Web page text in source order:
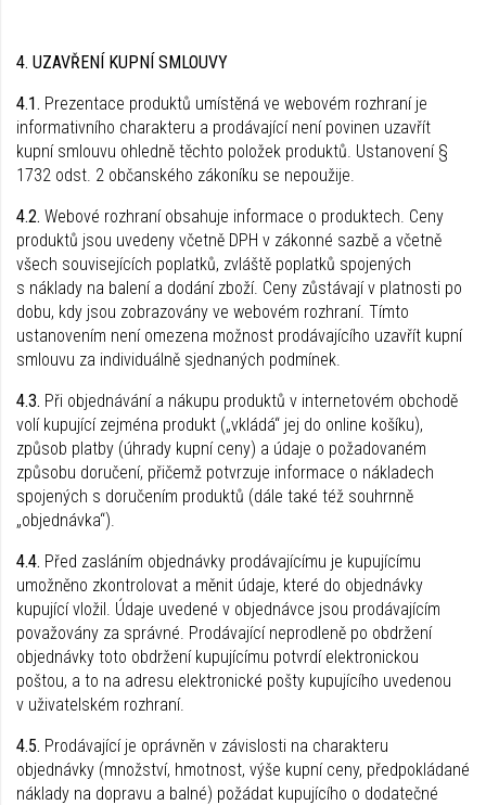
4. UZAVŘENÍ KUPNÍ SMLOUVY
4.1. Prezentace produktů umístěná ve webovém rozhraní je
informativního charakteru a prodávající není povinen uzavřít
kupní smlouvu ohledně těchto položek produktů. Ustanovení §
1732 odst. 2 občanského zákoníku se nepoužije.
4.2. Webové rozhraní obsahuje informace o produktech. Ceny
produktů jsou uvedeny včetně DPH v zákonné sazbě a včetně
všech souvisejících poplatků, zvláště poplatků spojených
s náklady na balení a dodání zboží. Ceny zůstávají v platnosti po
dobu, kdy jsou zobrazovány ve webovém rozhraní. Tímto
ustanovením není omezena možnost prodávajícího uzavřít kupní
smlouvu za individuálně sjednaných podmínek.
4.3. Při objednávání a nákupu produktů v internetovém obchodě
volí kupující zejména produkt („vkládá“ jej do online košíku),
způsob platby (úhrady kupní ceny) a údaje o požadovaném
způsobu doručení, přičemž potvrzuje informace o nákladech
spojených s doručením produktů (dále také též souhrnně
„objednávka“).
4.4. Před zasláním objednávky prodávajícímu je kupujícímu
umožněno zkontrolovat a měnit údaje, které do objednávky
kupující vložil. Údaje uvedené v objednávce jsou prodávajícím
považovány za správné. Prodávající neprodleně po obdržení
objednávky toto obdržení kupujícímu potvrdí elektronickou
poštou, a to na adresu elektronické pošty kupujícího uvedenou
v uživatelském rozhraní.
4.5. Prodávající je oprávněn v závislosti na charakteru
objednávky (množství, hmotnost, výše kupní ceny, předpokládané
náklady na dopravu a balné) požádat kupujícího o dodatečné